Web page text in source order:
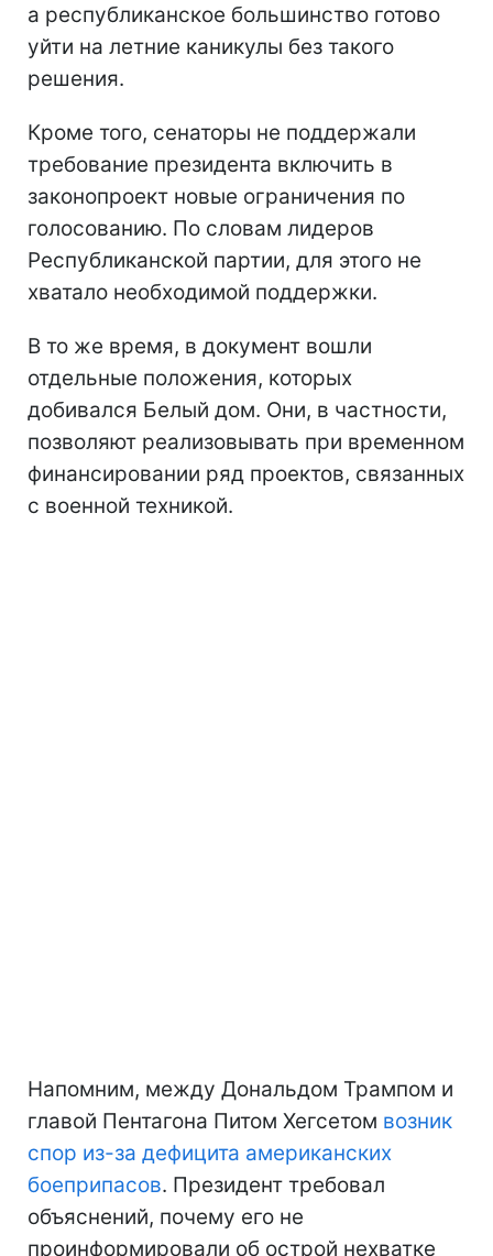
а республиканское большинство готово
уйти на летние каникулы без такого
решения.
Кроме того, сенаторы не поддержали
требование президента включить в
законопроект новые ограничения по
голосованию. По словам лидеров
Республиканской партии, для этого не
хватало необходимой поддержки.
В то же время, в документ вошли
отдельные положения, которых
добивался Белый дом. Они, в частности,
позволяют реализовывать при временном
финансировании ряд проектов, связанных
с военной техникой.
Напомним, между Дональдом Трампом и
главой Пентагона Питом Хегсетом возник
спор из-за дефицита американских
боеприпасов. Президент требовал
объяснений, почему его не
проинформировали об острой нехватке